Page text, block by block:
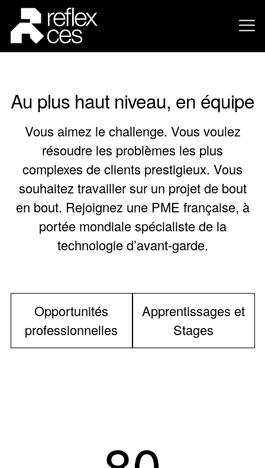
Au plus haut niveau, en équipe
Vous aimez le challenge. Vous voulez
résoudre les problèmes les plus
complexes de clients prestigieux. Vous
souhaitez travailler sur un projet de bout
en bout. Rejoignez une PME française, à
portée mondiale spécialiste de la
technologie d’avant-garde.
Opportunités
professionnelles
Apprentissages et
Stages